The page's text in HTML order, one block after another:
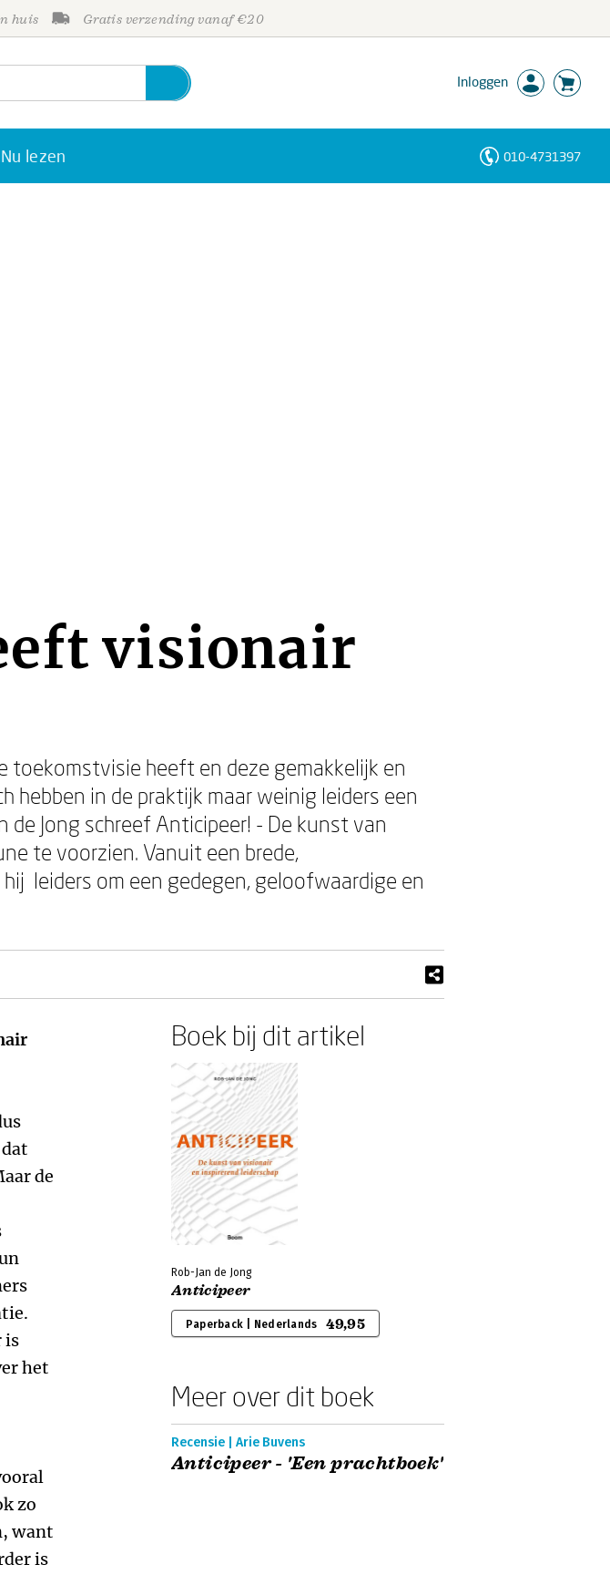
huis Gratis verzending vanaf €20
Inloggen
Nu lezen 010-4731397
visionair
toekomstvisie heeft en deze gemakkelijk en
hebben in de praktijk maar weinig leiders een
de Jong schreef Anticipeer! - De kunst van
te voorzien. Vanuit een brede,
leiders om een gedegen, geloofwaardige en
de
is
het
zo
want
is
Boek bij dit artikel
Rob-Jan de Jong
Anticipeer
Paperback | Nederlands 49,95
Meer over dit boek
Recensie | Arie Buvens
Anticipeer - 'Een prachtboek'
Personen